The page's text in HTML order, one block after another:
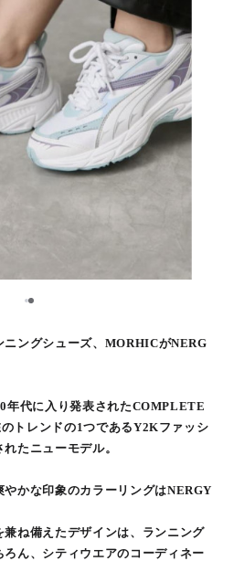
1
ニングシューズ、MORHICがNERG
年代に入り発表されたCOMPLETE
トレンドの1つであるY2Kファッシ
たニューモデル。
かな印象のカラーリングはNERGY
ね備えたデザインは、ランニング
ん、シティウエアのコーディネー